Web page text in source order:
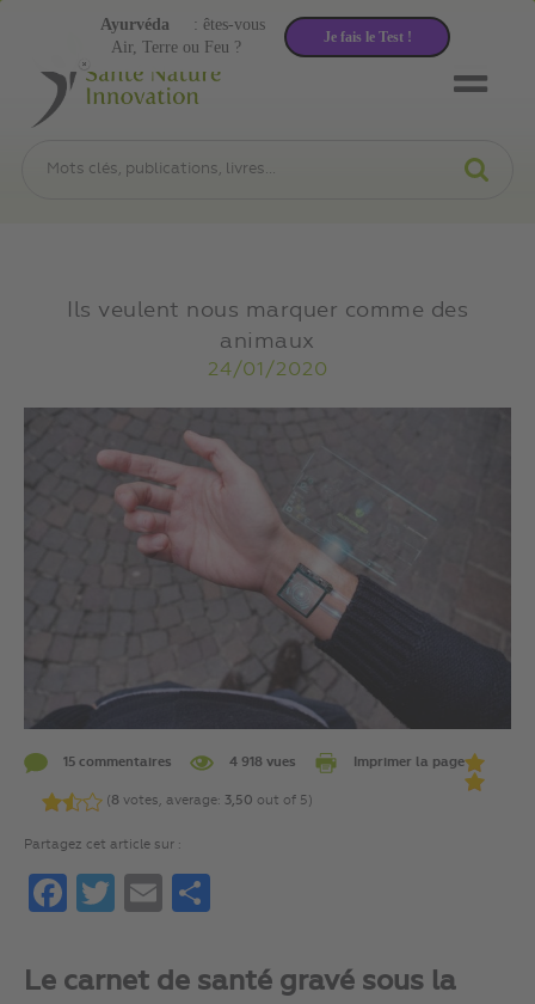
Ils veulent nous marquer comme des
animaux
24/01/2020
15 commentaires 4 918 vues Imprimer la page
(8 votes, average: 3,50 out of 5)
Partagez cet article sur :
FacebookTwitterEmail
Le carnet de santé gravé sous la
Air, Terre ou Feu ?
Ayurvéda : êtes-vous
Je fais le Test !